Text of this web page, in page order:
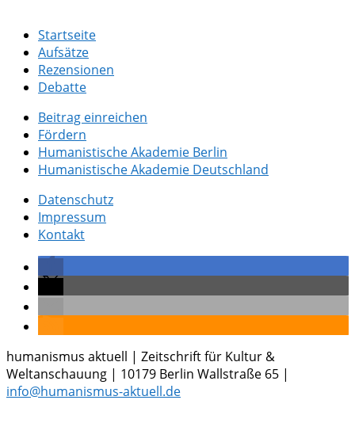
Startseite
Aufsätze
Rezensionen
Debatte
Beitrag einreichen
Fördern
Humanistische Akademie Berlin
Humanistische Akademie Deutschland
Datenschutz
Impressum
Kontakt
humanismus aktuell | Zeitschrift für Kultur &
Weltanschauung | 10179 Berlin Wallstraße 65 |
info@humanismus-aktuell.de